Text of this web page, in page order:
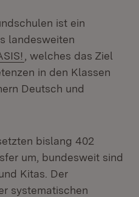
ist ein
landesweiten
(Öffnet in neuem
, welches das Ziel
in den Klassen
Deutsch und
bislang 402
um, bundesweit sind
Kitas. Der
systematischen